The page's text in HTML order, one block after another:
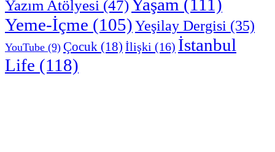
Yazım Atölyesi (47) Yaşam (111)
Yeme-İçme (105)Yeşilay Dergisi (35)
YouTube (9) Çocuk (18) İlişki (16) İstanbul
Life (118)